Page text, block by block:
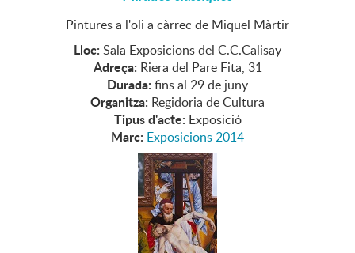
Pintures a l'oli a càrrec de Miquel Màrtir
Lloc: Sala Exposicions del C.C.Calisay
Adreça: Riera del Pare Fita, 31
Durada: fins al 29 de juny
Organitza: Regidoria de Cultura
Tipus d'acte: Exposició
Marc: Exposicions 2014